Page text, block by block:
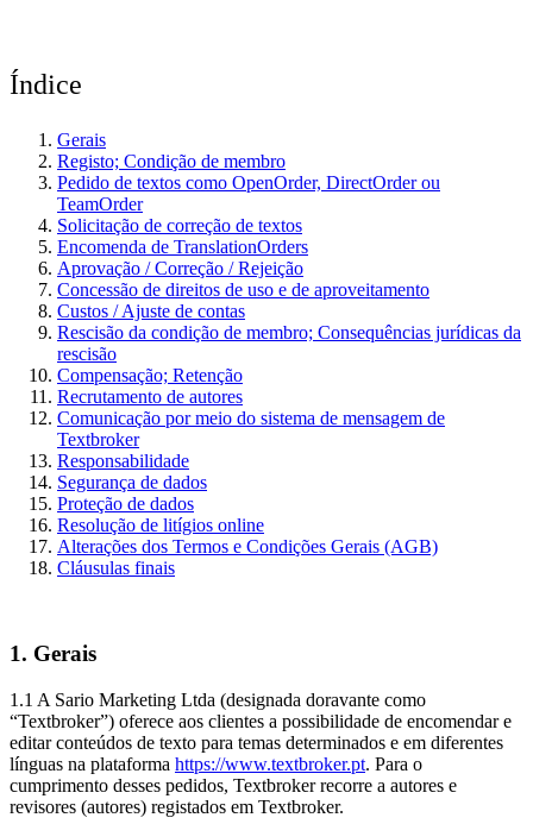
Índice
Gerais
Registo; Condição de membro
Pedido de textos como OpenOrder, DirectOrder ou
TeamOrder
Solicitação de correção de textos
Encomenda de TranslationOrders
Aprovação / Correção / Rejeição
Concessão de direitos de uso e de aproveitamento
Custos / Ajuste de contas
Rescisão da condição de membro; Consequências jurídicas da
rescisão
Compensação; Retenção
Recrutamento de autores
Comunicação por meio do sistema de mensagem de
Textbroker
Responsabilidade
Segurança de dados
Proteção de dados
Resolução de litígios online
Alterações dos Termos e Condições Gerais (AGB)
Cláusulas finais
1. Gerais
1.1 A Sario Marketing Ltda (designada doravante como
“Textbroker”) oferece aos clientes a possibilidade de encomendar e
editar conteúdos de texto para temas determinados e em diferentes
línguas na plataforma https://www.textbroker.pt. Para o
cumprimento desses pedidos, Textbroker recorre a autores e
revisores (autores) registados em Textbroker.